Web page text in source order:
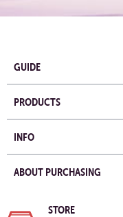
GUIDE
PRODUCTS
INFO
ABOUT PURCHASING
STORE